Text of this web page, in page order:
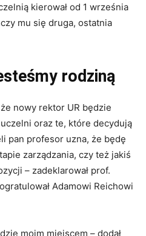
kierował od 1 września
mu się druga, ostatnia
rodziną
nowy rektor UR będzie
oraz te, które decydują
pan profesor uzna, że będę
zarządzania, czy też jakiś
– zadeklarował prof.
Adamowi Reichowi
moim miejscem – dodał